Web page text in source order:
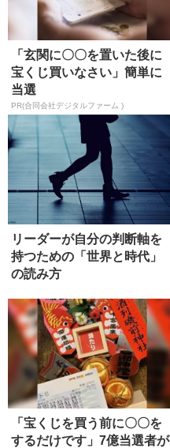
「玄関に〇〇を置いた後に
宝くじ買いなさい」簡単に
当選
PR(合同会社デジタルファーム )
リーダーが自分の判断軸を
持つための「世界と時代」
の読み方
「宝くじを買う前に〇〇を
するだけです」7億当選者が